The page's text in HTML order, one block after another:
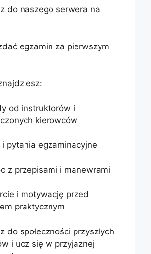
do naszego serwera na
egzamin za pierwszym
od instruktorów i
kierowców
i pytania egzaminacyjne
z przepisami i manewrami
i motywację przed
praktycznym
do społeczności przyszłych
i ucz się w przyjaznej